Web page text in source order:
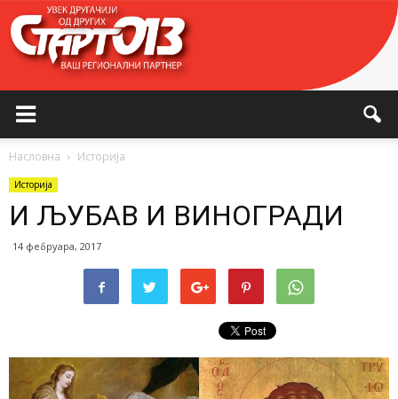
Насловна Историја
Историја
И ЉУБАВ И ВИНОГРАДИ
14 фебруара, 2017